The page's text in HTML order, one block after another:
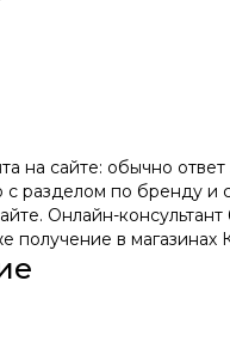
на сайте: обычно
с разделом по бренду и
Онлайн-
получение в магазинах